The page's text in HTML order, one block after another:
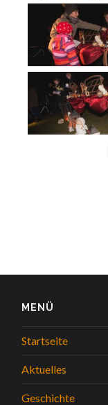
MENÜ
Startseite
Aktuelles
Geschichte